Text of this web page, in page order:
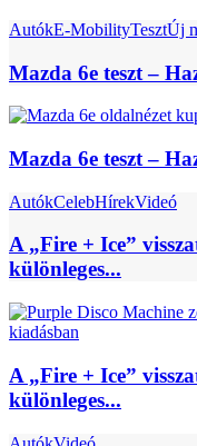
AutókE-MobilityTesztÚj
Mazda 6e teszt –
Mazda 6e teszt –
AutókCelebHírekVideó
A „Fire + Ice”
különleges...
A „Fire + Ice”
különleges...